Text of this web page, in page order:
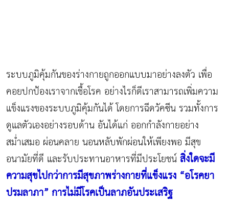
ระบบภูมิคุ้มกันของร่างกายถูกออกแบบมาอย่างลงตัว เพื่อ
คอยปกป้องเราจากเชื้อโรค อย่างไรก็ดีเราสามารถเพิ่มความ
แข็งแรงของระบบภูมิคุ้มกันได้ โดยการฉีดวัคซีน รวมทั้งการ
ดูแลตัวเองอย่างรอบด้าน อันได้แก่ ออกกำลังกายอย่าง
สม่ำเสมอ ผ่อนคลาย นอนหลับพักผ่อนให้เพียงพอ มีสุข
อนามัยที่ดี และรับประทานอาหารที่มีประโยชน์สิ่งใดจะมี
ความสุขไปกว่าการมีสุขภาพร่างกายที่แข็งแรง “อโรคยา
ปรมลาภา” การไม่มีโรคเป็นลาภอันประเสริฐ